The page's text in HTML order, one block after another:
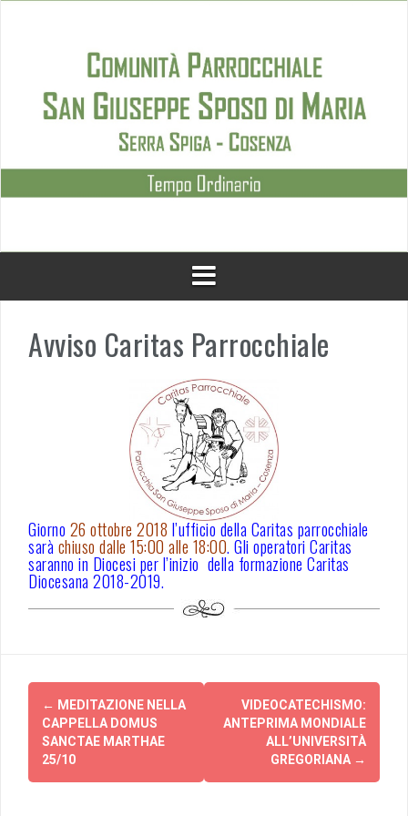
Avviso Caritas Parrocchiale
Giorno 26 ottobre 2018 l’ufficio della Caritas parrocchiale
sarà chiuso dalle 15:00 alle 18:00. Gli operatori Caritas
saranno in Diocesi per l’inizio della formazione Caritas
Diocesana 2018-2019.
Post
navigation
← MEDITAZIONE NELLA
CAPPELLA DOMUS
SANCTAE MARTHAE
25/10
VIDEOCATECHISMO:
ANTEPRIMA MONDIALE
ALL’UNIVERSITÀ
GREGORIANA →